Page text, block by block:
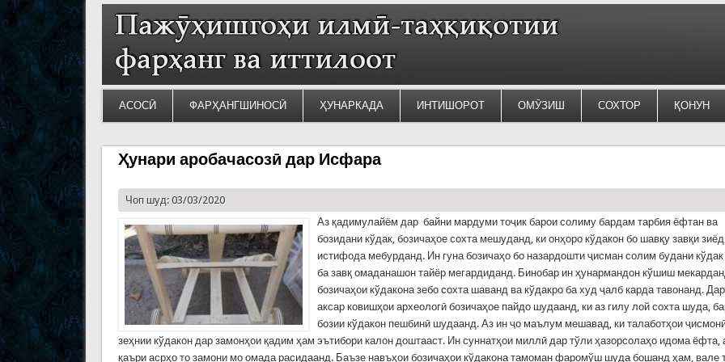
АСОСӢ ФАРҲАНГШИНОСӢ ҲУНАРКАДА ИНТИШОРОТ ОМӮЗИШ СОХТОР ҚОНУН
Ҳунари аробачасозӣ дар Исфара
Чоп шуд: 03/03/2020
Аз қадимулайём дар байни мардуми тоҷик барои солиму бардам тарбия ёфтан ва
бозидани кўдак, бозичаҳое сохта мешуданд, ки онҳоро кўдакон бо шавқу завқи зиёд
истифода мебурданд. Ин гуна бозичаҳо бо назардошти ҷисман солим будани кўдак
ба завқ омаданашон тайёр мегардиданд. Бинобар ин ҳунармандон кўшиш
бозичаҳои кўдакона зебо сохта шаванд ва кўдакро ба худ ҷалб карда тавонанд. Дар
аксар ковишҳои археологӣ бозичаҳое пайдо шудаанд, ки аз гилу лой сохта шуда,
бозии кўдакон пешбинӣ шудаанд. Аз ин ҷо маълум мешавад, ки талаботҳои
зеҳнии кўдакон дар замонҳои қадим ҳам эътибори калон доштааст. Ин суннатҳои миллӣ дар тўли ҳазорсолаҳо идома ёфта,
қаъри асрҳо то замони мо омада расидаанд. Баъзе навъҳои бозичаҳои кўдакона тамоман фаромўш шуда бошанд ҳам, вале